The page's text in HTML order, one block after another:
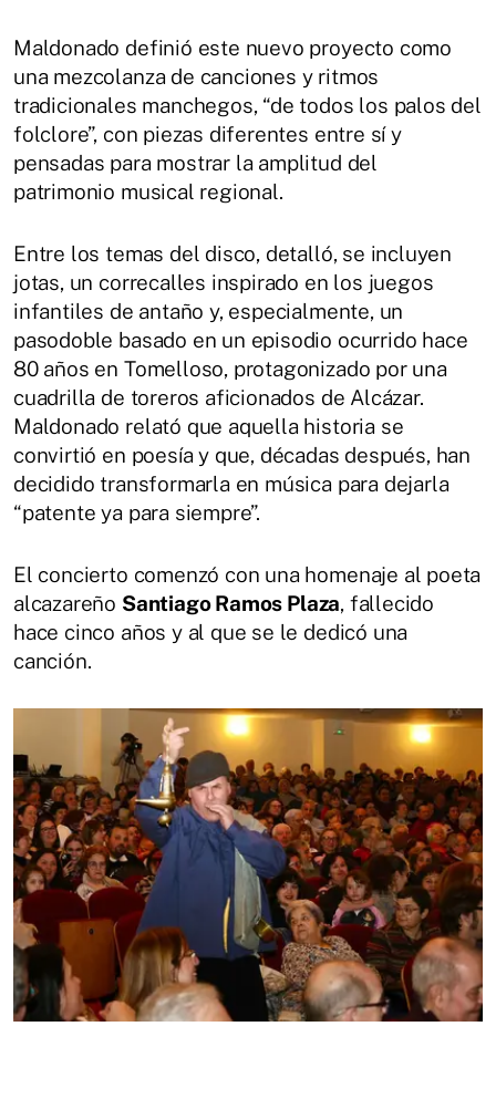
Maldonado definió este nuevo proyecto como
una mezcolanza de canciones y ritmos
tradicionales manchegos, “de todos los palos del
folclore”, con piezas diferentes entre sí y
pensadas para mostrar la amplitud del
patrimonio musical regional.
Entre los temas del disco, detalló, se incluyen
jotas, un correcalles inspirado en los juegos
infantiles de antaño y, especialmente, un
pasodoble basado en un episodio ocurrido hace
80 años en Tomelloso, protagonizado por una
cuadrilla de toreros aficionados de Alcázar.
Maldonado relató que aquella historia se
convirtió en poesía y que, décadas después, han
decidido transformarla en música para dejarla
“patente ya para siempre”.
El concierto comenzó con una homenaje al poeta
alcazareño Santiago Ramos Plaza, fallecido
hace cinco años y al que se le dedicó una
canción.